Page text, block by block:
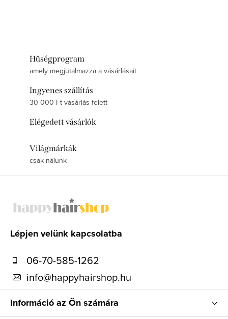
Hűségprogram
amely megjutalmazza a vásárlásait
Ingyenes szállítás
30 000 Ft vásárlás felett
Elégedett vásárlók
Világmárkák
csak nálunk
Lépjen velünk kapcsolatba
06-70-585-1262
info@happyhairshop.hu
Információ az Ön számára